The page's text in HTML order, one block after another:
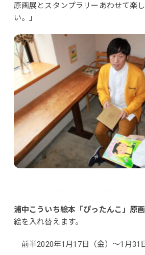
原画展とスタンプラリーあわせて楽
い。」
浦中こういち絵本「ぴったんこ」原
絵を入れ替えます。
前半2020年1月17日（金）～1月31